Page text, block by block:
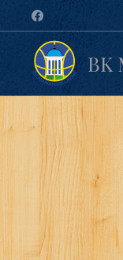
BK